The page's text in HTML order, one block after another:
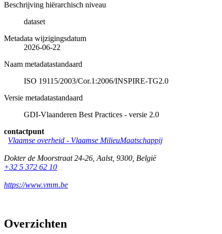
Beschrijving hiërarchisch niveau
dataset
Metadata wijzigingsdatum
2026-06-22
Naam metadatastandaard
ISO 19115/2003/Cor.1:2006/INSPIRE-TG2.0
Versie metadatastandaard
GDI-Vlaanderen Best Practices - versie 2.0
contactpunt
Vlaamse overheid - Vlaamse MilieuMaatschappij
Dokter de Moorstraat 24-26 Aalst, 9300 België
+32 5 372 62 10
https://www.vmm.be
Overzichten